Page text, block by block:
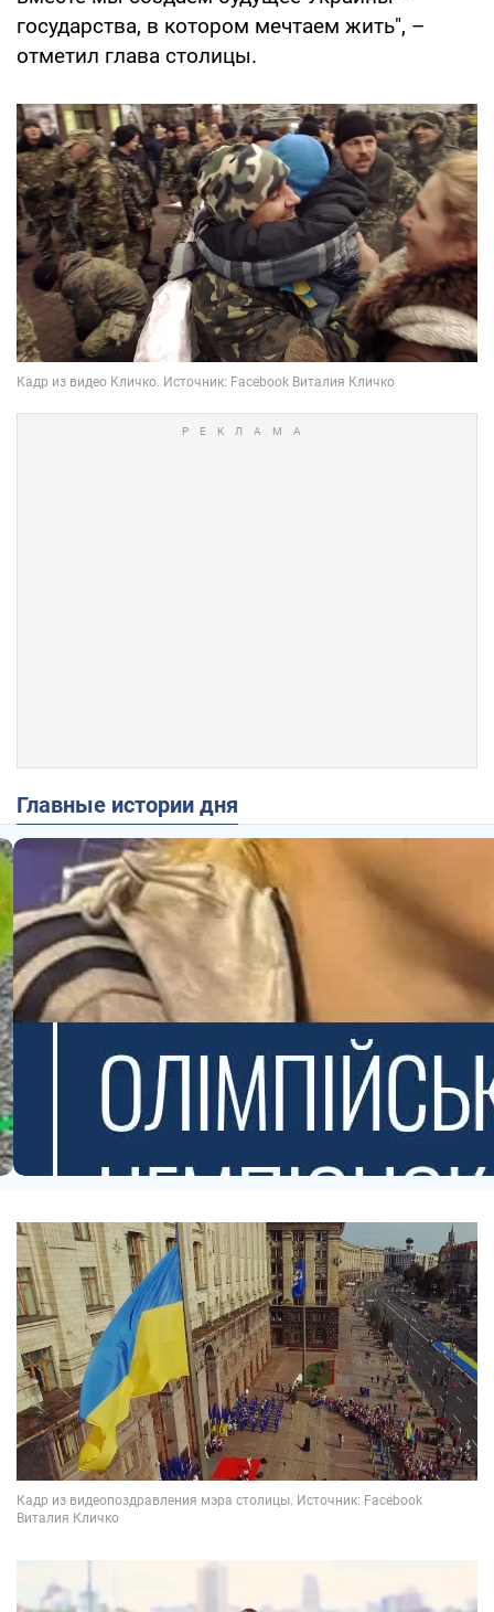
государства, в котором мечтаем жить", –
отметил глава столицы.
Главные истории дня